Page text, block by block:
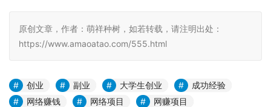
原创文章，作者：萌祥种树，如若转载，请注明出处：
https://www.amaoatao.com/555.html
创业 副业 大学生创业
成功经验
网络赚钱
网络项目
网赚项目